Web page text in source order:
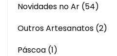
Novidades no Ar (54)
Outros Artesanatos (2)
Páscoa (1)